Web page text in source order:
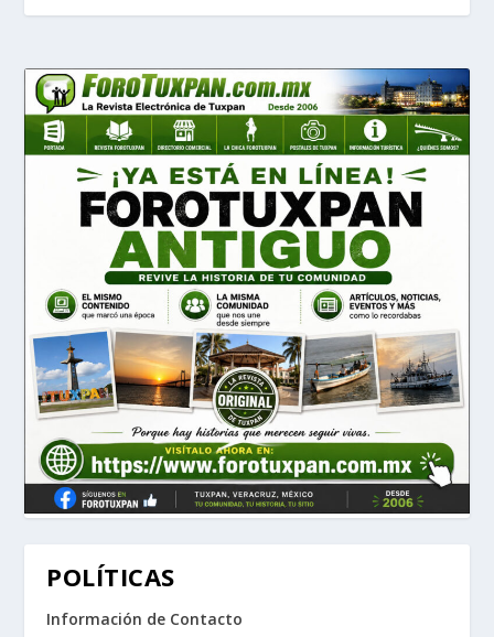
POLÍTICAS
Información de Contacto